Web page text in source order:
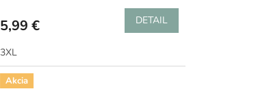
5,99 € DETAIL
3XL
Akcia